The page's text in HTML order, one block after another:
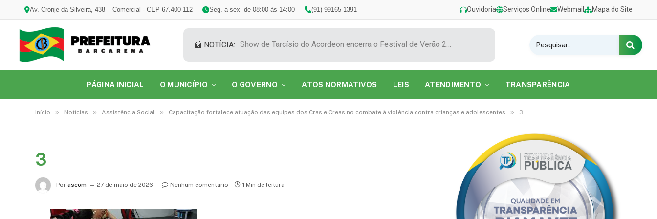
Av. Cronje da Silveira, 438 – Comercial - CEP 67.400-112 Seg. a sex. de 08:00 às 14:00 (91) 99165-1391 Ouvidoria Serviços Online Webmail Mapa do Site
📰 NOTÍCIA: Show de Tarcísio do Acordeon encerra o Festival de Verão 2026 na Praia do Caripi
PÁGINA INICIAL O MUNICÍPIO O GOVERNO ATOS NORMATIVOS LEIS ATENDIMENTO TRANSPARÊNCIA
Início » Notícias » Assistência Social » Capacitação fortalece atuação das equipes dos Cras e Creas no combate à violência contra crianças e adolescentes » 3
3
Por ascom 27 de maio de 2026 Nenhum comentário 1 Min de leitura